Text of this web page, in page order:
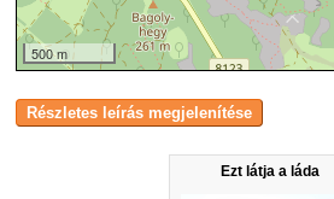
Ezt látja a láda
500 m